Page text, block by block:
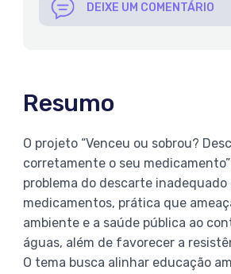
DEIXE UM COMENTÁRIO
Resumo
O projeto “Venceu ou sobrou?
corretamente o seu
problema do descarte inadequado
medicamentos, prática que
ambiente e a saúde pública ao
águas, além de favorecer a
O tema busca alinhar educação